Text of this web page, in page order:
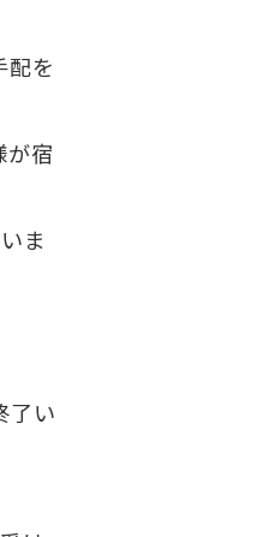
を
宿
ま
了い